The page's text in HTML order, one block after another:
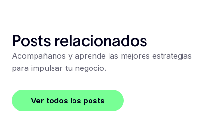
Posts relacionados
Acompañanos y aprende las mejores estrategias
para impulsar tu negocio.
Ver todos los posts